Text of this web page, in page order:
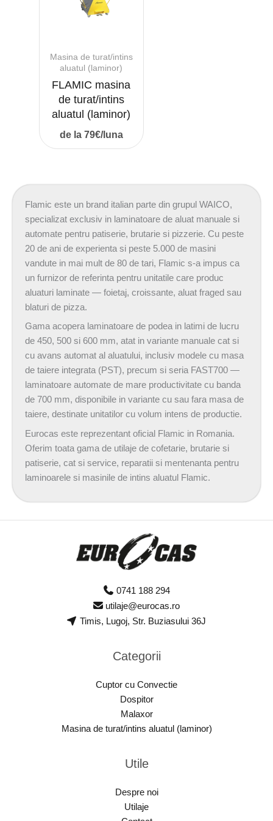
Masina de turat/intins
aluatul (laminor)
FLAMIC masina
de turat/intins
aluatul (laminor)
de la 79€/luna
Flamic este un brand italian parte din grupul WAICO,
specializat exclusiv in laminatoare de aluat manuale si
automate pentru patiserie, brutarie si pizzerie. Cu peste
20 de ani de experienta si peste 5.000 de masini
vandute in mai mult de 80 de tari, Flamic s-a impus ca
un furnizor de referinta pentru unitatile care produc
aluaturi laminate — foietaj, croissante, aluat fraged sau
blaturi de pizza.
Gama acopera laminatoare de podea in latimi de lucru
de 450, 500 si 600 mm, atat in variante manuale cat si
cu avans automat al aluatului, inclusiv modele cu masa
de taiere integrata (PST), precum si seria FAST700 —
laminatoare automate de mare productivitate cu banda
de 700 mm, disponibile in variante cu sau fara masa de
taiere, destinate unitatilor cu volum intens de productie.
Eurocas este reprezentant oficial Flamic in Romania.
Oferim toata gama de utilaje de cofetarie, brutarie si
patiserie, cat si service, reparatii si mentenanta pentru
laminoarele si masinile de intins aluatul Flamic.
0741 188 294
utilaje@eurocas.ro
Timis, Lugoj, Str. Buziasului 36J
Categorii
Cuptor cu Convectie
Dospitor
Malaxor
Masina de turat/intins aluatul (laminor)
Utile
Despre noi
Utilaje